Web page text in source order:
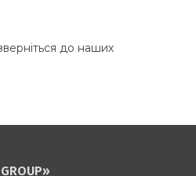
до наших